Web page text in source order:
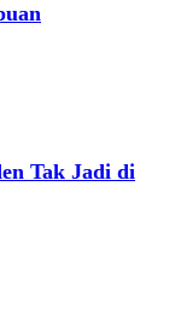
Tak Jadi di